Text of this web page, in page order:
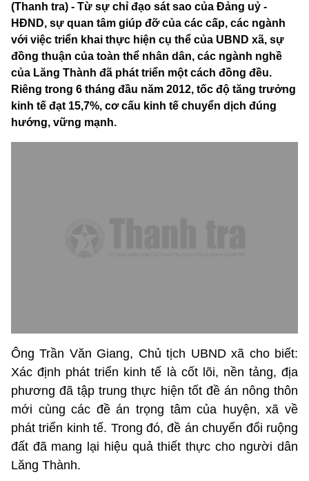
(Thanh tra) - Từ sự chỉ đạo sát sao của Đảng uỷ -
HĐND, sự quan tâm giúp đỡ của các cấp, các ngành
với việc triển khai thực hiện cụ thể của UBND xã, sự
đồng thuận của toàn thể nhân dân, các ngành nghề
của Lăng Thành đã phát triển một cách đồng đều.
Riêng trong 6 tháng đầu năm 2012, tốc độ tăng trưởng
kinh tế đạt 15,7%, cơ cấu kinh tế chuyển dịch đúng
hướng, vững mạnh.
Ông Trần Văn Giang, Chủ tịch UBND xã cho biết:
Xác định phát triển kinh tế là cốt lõi, nền tảng, địa
phương đã tập trung thực hiện tốt đề án nông thôn
mới cùng các đề án trọng tâm của huyện, xã về
phát triển kinh tế. Trong đó, đề án chuyển đổi ruộng
đất đã mang lại hiệu quả thiết thực cho người dân
Lăng Thành.